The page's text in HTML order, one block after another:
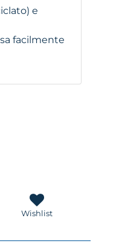
e
facilmente
Wishlist